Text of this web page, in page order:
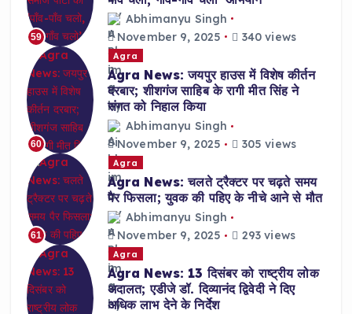
59
Abhimanyu Singh
November 9, 2025
340 views
60
Agra
Agra News: जयपुर हाउस में विशेष कीर्तन
दरबार; शीशगंज साहिब के रागी मीत सिंह ने
संगत को निहाल किया
Abhimanyu Singh
November 9, 2025
305 views
61
Agra
Agra News: चलते ट्रैक्टर पर चढ़ते समय
पैर फिसला; युवक की पहिए के नीचे आने से मौत
Abhimanyu Singh
November 9, 2025
293 views
Agra
Agra News: 13 दिसंबर को राष्ट्रीय लोक
अदालत; एडीजे डॉ. दिव्यानंद द्विवेदी ने दिए
अधिक लाभ देने के निर्देश